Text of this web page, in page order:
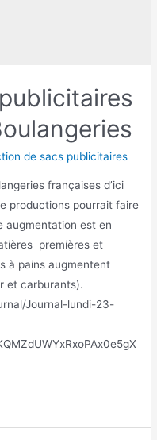
de sacs publicitaires
françaises d’ici
productions pourrait faire
augmentation est en
premières et
à pains augmentent
et carburants).
Journal-lundi-23-